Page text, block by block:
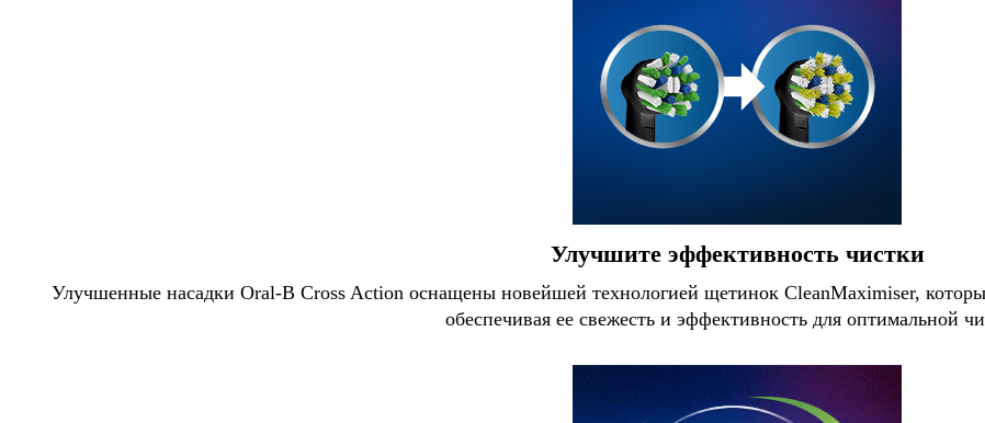
Улучшите эффективность чистки
Улучшенные насадки Oral-B Сross Action оснащены новейшей технологией щетинок CleanMaximiser,
обеспечивая ее свежесть и эффективность для оптимальной